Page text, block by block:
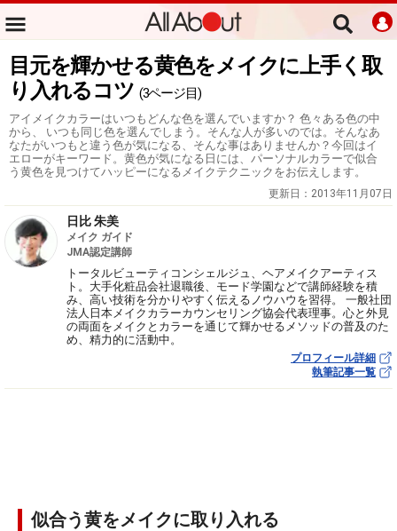
目元を輝かせる黄色をメイクに上手く取
り入れるコツ (3ページ目)
アイメイクカラーはいつもどんな色を選んでいますか？ 色々ある色の中
から、 いつも同じ色を選んでしまう。そんな人が多いのでは。そんなあ
なたがいつもと違う色が気になる、そんな事はありませんか？今回はイ
エローがキーワード。黄色が気になる日には、パーソナルカラーで似合
う黄色を見つけてハッピーになるメイクテクニックをお伝えします。
更新日： 2013年11月07日
日比 朱美
メイク ガイド
JMA認定講師
トータルビューティコンシェルジュ、ヘアメイクアーティス
ト。大手化粧品会社退職後、モード学園などで講師経験を積
み、高い技術を分かりやすく伝えるノウハウを習得。 一般社団
法人日本メイクカラーカウンセリング協会代表理事。心と外見
の両面をメイクとカラーを通じて輝かせるメソッドの普及のた
め、精力的に活動中。
プロフィール詳細
執筆記事一覧
似合う黄をメイクに取り入れる